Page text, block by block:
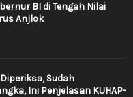
BI di Tengah Nilai
Anjlok
Sudah
Ini Penjelasan KUHAP-